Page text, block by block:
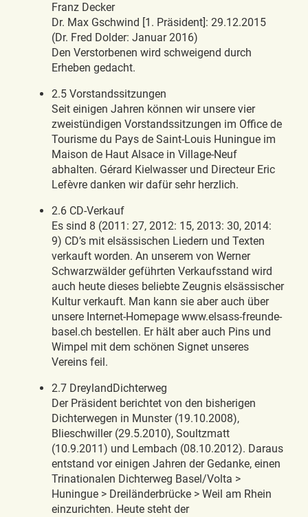
Franz Decker
Dr. Max Gschwind [1. Präsident]: 29.12.2015
(Dr. Fred Dolder: Januar 2016)
Den Verstorbenen wird schweigend durch
Erheben gedacht.
2.5 Vorstandssitzungen
Seit einigen Jahren können wir unsere vier
zweistündigen Vorstandssitzungen im Office de
Tourisme du Pays de Saint-Louis Huningue im
Maison de Haut Alsace in Village-Neuf
abhalten. Gérard Kielwasser und Directeur Eric
Lefèvre danken wir dafür sehr herzlich.
2.6 CD-Verkauf
Es sind 8 (2011: 27, 2012: 15, 2013: 30, 2014:
9) CD’s mit elsässischen Liedern und Texten
verkauft worden. An unserem von Werner
Schwarzwälder geführten Verkaufsstand wird
auch heute dieses beliebte Zeugnis elsässischer
Kultur verkauft. Man kann sie aber auch über
unsere Internet-Homepage www.elsass-freunde-
basel.ch bestellen. Er hält aber auch Pins und
Wimpel mit dem schönen Signet unseres
Vereins feil.
2.7 DreylandDichterweg
Der Präsident berichtet von den bisherigen
Dichterwegen in Munster (19.10.2008),
Blieschwiller (29.5.2010), Soultzmatt
(10.9.2011) und Lembach (08.10.2012). Daraus
entstand vor einigen Jahren der Gedanke, einen
Trinationalen Dichterweg Basel/Volta >
Huningue > Dreiländerbrücke > Weil am Rhein
einzurichten. Heute steht der